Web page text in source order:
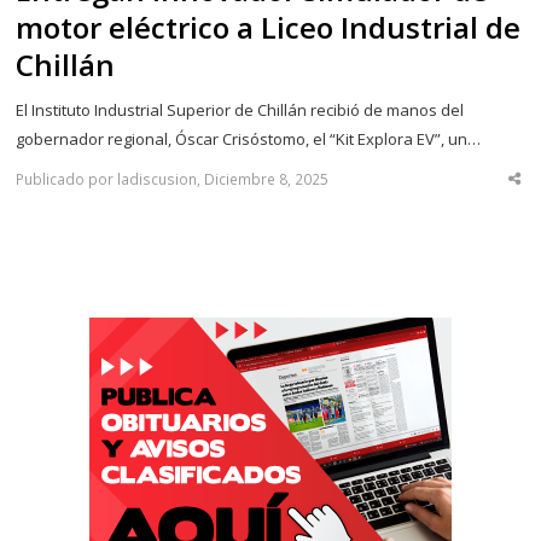
motor eléctrico a Liceo Industrial de
Chillán
El Instituto Industrial Superior de Chillán recibió de manos del
gobernador regional, Óscar Crisóstomo, el “Kit Explora EV”, un…
Publicado por ladiscusion, Diciembre 8, 2025